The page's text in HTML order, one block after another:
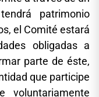
patrimonio
el Comité estará
obligadas a
parte de éste,
que participe
voluntariamente